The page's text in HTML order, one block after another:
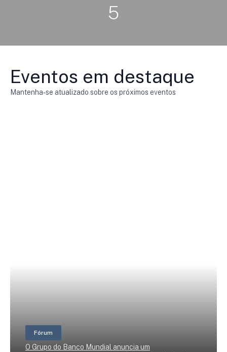
5
Eventos em destaque
Mantenha-se atualizado sobre os próximos eventos
Fórum
O Grupo do Banco Mundial anuncia um